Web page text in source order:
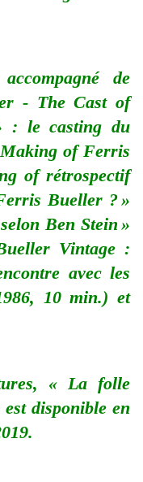
de
- The Cast of
: le casting du
of Ferris
of rétrospectif
Bueller ? »
Ben Stein »
Vintage :
avec les
10 min.) et
« La folle
disponible en